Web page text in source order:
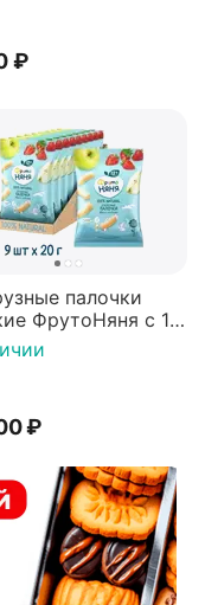
₽
палочки
ФрутоНяня с 1
яблоком и
20 г х 9 шт
₽